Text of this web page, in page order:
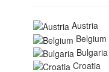
Austria
Belgium
Bulgaria
Croatia